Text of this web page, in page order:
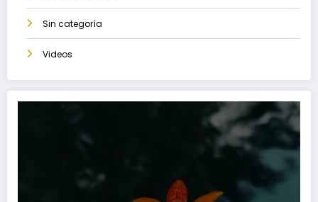
Sin categoría
Videos